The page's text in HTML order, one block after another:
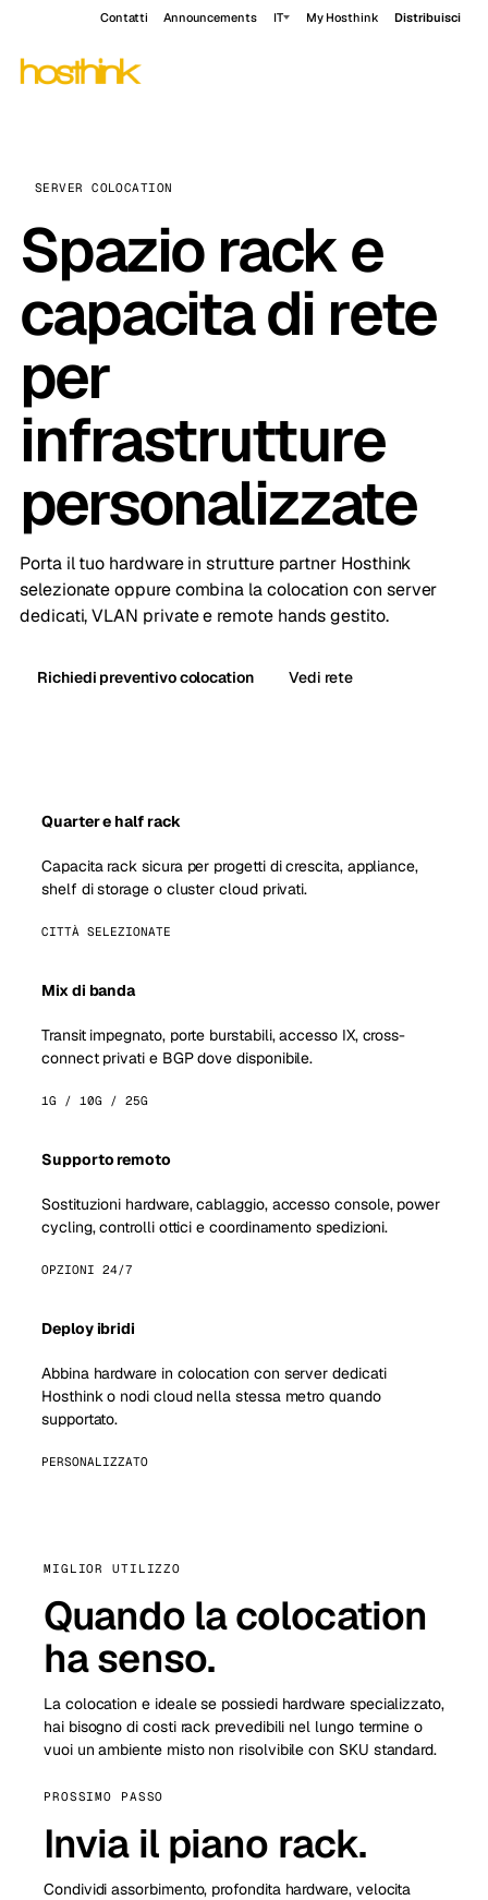
Contatti Announcements IT My Hosthink Distribuisci
SERVER COLOCATION
Spazio rack e
capacita di rete
per
infrastrutture
personalizzate
Porta il tuo hardware in strutture partner Hosthink
selezionate oppure combina la colocation con server
dedicati, VLAN private e remote hands gestito.
Richiedi preventivo colocation Vedi rete
Quarter e half rack
Capacita rack sicura per progetti di crescita, appliance,
shelf di storage o cluster cloud privati.
CITTÀ SELEZIONATE
Mix di banda
Transit impegnato, porte burstabili, accesso IX, cross-
connect privati e BGP dove disponibile.
1G / 10G / 25G
Supporto remoto
Sostituzioni hardware, cablaggio, accesso console, power
cycling, controlli ottici e coordinamento spedizioni.
OPZIONI 24/7
Deploy ibridi
Abbina hardware in colocation con server dedicati
Hosthink o nodi cloud nella stessa metro quando
supportato.
PERSONALIZZATO
MIGLIOR UTILIZZO
Quando la colocation
ha senso.
La colocation e ideale se possiedi hardware specializzato,
hai bisogno di costi rack prevedibili nel lungo termine o
vuoi un ambiente misto non risolvibile con SKU standard.
PROSSIMO PASSO
Invia il piano rack.
Condividi assorbimento, profondita hardware, velocita